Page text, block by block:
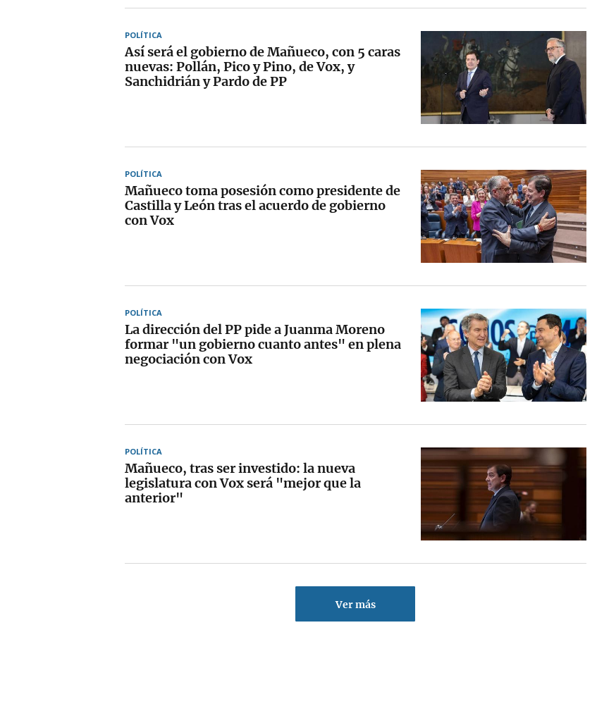
POLÍTICA
Así será el gobierno de Mañueco, con 5 caras
nuevas: Pollán, Pico y Pino, de Vox, y
Sanchidrián y Pardo de PP
POLÍTICA
Mañueco toma posesión como presidente de
Castilla y León tras el acuerdo de gobierno
con Vox
POLÍTICA
La dirección del PP pide a Juanma Moreno
formar "un gobierno cuanto antes" en plena
negociación con Vox
POLÍTICA
Mañueco, tras ser investido: la nueva
legislatura con Vox será "mejor que la
anterior"
Ver más